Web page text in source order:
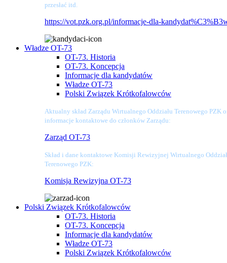
przesłać itd.
https://vot.pzk.org.pl/informacje-dla-
Władze OT-73
OT-73. Historia
OT-73. Koncepcja
Informacje dla kandydatów
Władze OT-73
Polski Związek Krótkofalowców
Aktualny skład Zarządu Wirtualnego Oddziału Terenowego PZK
informacje kontaktowe do członków Zarządu:
Zarząd OT-73
Skład i dane kontaktowe Komisji Rewizyjnej Wirtualnego
Terenowego PZK:
Komisja Rewizyjna OT-73
Polski Związek Krótkofalowców
OT-73. Historia
OT-73. Koncepcja
Informacje dla kandydatów
Władze OT-73
Polski Związek Krótkofalowców